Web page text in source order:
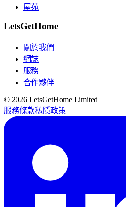
屋苑
LetsGetHome
關於我們
網誌
服務
合作夥伴
© 2026 LetsGetHome Limited
服務條款私隱政策